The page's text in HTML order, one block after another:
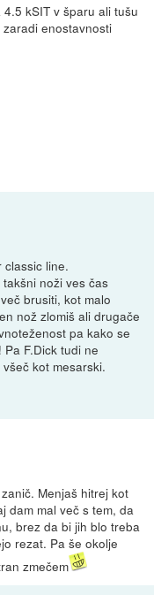
kSIT v šparu ali tušu
enostavnosti
classic line.
noži ves čas
brusiti, kot malo
nož zlomiš ali drugače
pa kako se
F.Dick tudi ne
kot mesarski.
Menjaš hitrej kot
dam mal več s tem, da
brez da bi jih blo treba
rezat. Pa še okolje
zmečem